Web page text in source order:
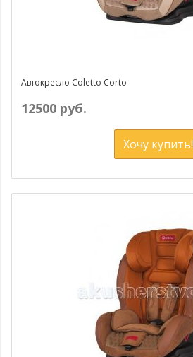
Автокресло Coletto Corto
12500 руб.
Хочу купить!